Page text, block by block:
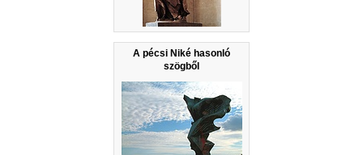
A pécsi Niké hasonló
szögből